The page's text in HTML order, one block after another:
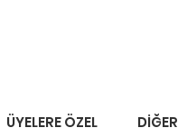
ÜYELERE ÖZEL DİĞER